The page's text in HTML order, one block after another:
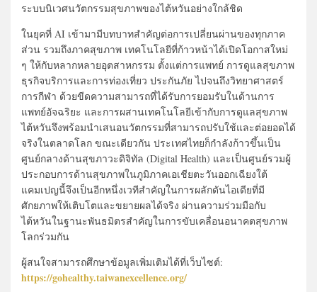
ระบบนิเวศนวัตกรรมสุขภาพของไต้หวันอย่างใกล้ชิด
ในยุคที่ AI เข้ามามีบทบาทสำคัญต่อการเปลี่ยนผ่านของทุกภาค
ส่วน รวมถึงภาคสุขภาพ เทคโนโลยีที่ก้าวหน้าได้เปิดโอกาสใหม่
ๆ ให้กับหลากหลายอุตสาหกรรม ตั้งแต่การแพทย์ การดูแลสุขภาพ
ธุรกิจบริการและการท่องเที่ยว ประกันภัย ไปจนถึงวิทยาศาสตร์
การกีฬา ด้วยขีดความสามารถที่ได้รับการยอมรับในด้านการ
แพทย์อัจฉริยะ และการผสานเทคโนโลยีเข้ากับการดูแลสุขภาพ
ไต้หวันจึงพร้อมนำเสนอนวัตกรรมที่สามารถปรับใช้และต่อยอดได้
จริงในตลาดโลก ขณะเดียวกัน ประเทศไทยก็กำลังก้าวขึ้นเป็น
ศูนย์กลางด้านสุขภาวะดิจิทัล (Digital Health) และเป็นศูนย์รวมผู้
ประกอบการด้านสุขภาพในภูมิภาคเอเชียตะวันออกเฉียงใต้
แคมเปญนี้จึงเป็นอีกหนึ่งเวทีสำคัญในการผลักดันไอเดียที่มี
ศักยภาพให้เติบโตและขยายผลได้จริง ผ่านความร่วมมือกับ
ไต้หวันในฐานะพันธมิตรสำคัญในการขับเคลื่อนอนาคตสุขภาพ
โลกร่วมกัน
ผู้สนใจสามารถศึกษาข้อมูลเพิ่มเติมได้ที่เว็บไซต์:
https://gohealthy.taiwanexcellence.org/